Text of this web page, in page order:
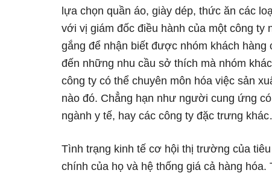
lựa chọn quần áo, giày dép, thức ăn các
với vị giám đốc điều hành của một công ty
gắng để nhận biết được nhóm khách hàng
đến những nhu cầu sở thích mà nhóm
công ty có thể chuyên môn hóa việc sản
nào đó. Chẳng hạn như người cung ứng
ngành y tế, hay các công ty đặc trưng
Tình trạng kinh tế cơ hội thị trường của
chính của họ và hệ thống giá cả hàng